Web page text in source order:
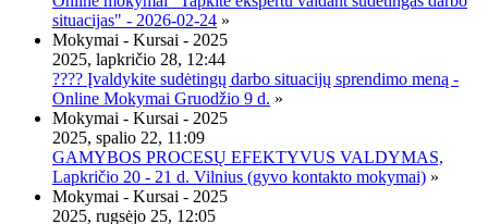
situacijas" - 2026-02-24 »
Mokymai - Kursai - 2025
2025, lapkričio 28, 12:44
???? Įvaldykite sudėtingų darbo situacijų sprendimo meną -
Online Mokymai Gruodžio 9 d. »
Mokymai - Kursai - 2025
2025, spalio 22, 11:09
GAMYBOS PROCESŲ EFEKTYVUS VALDYMAS,
Lapkričio 20 - 21 d. Vilnius (gyvo kontakto mokymai) »
Mokymai - Kursai - 2025
2025, rugsėjo 25, 12:05